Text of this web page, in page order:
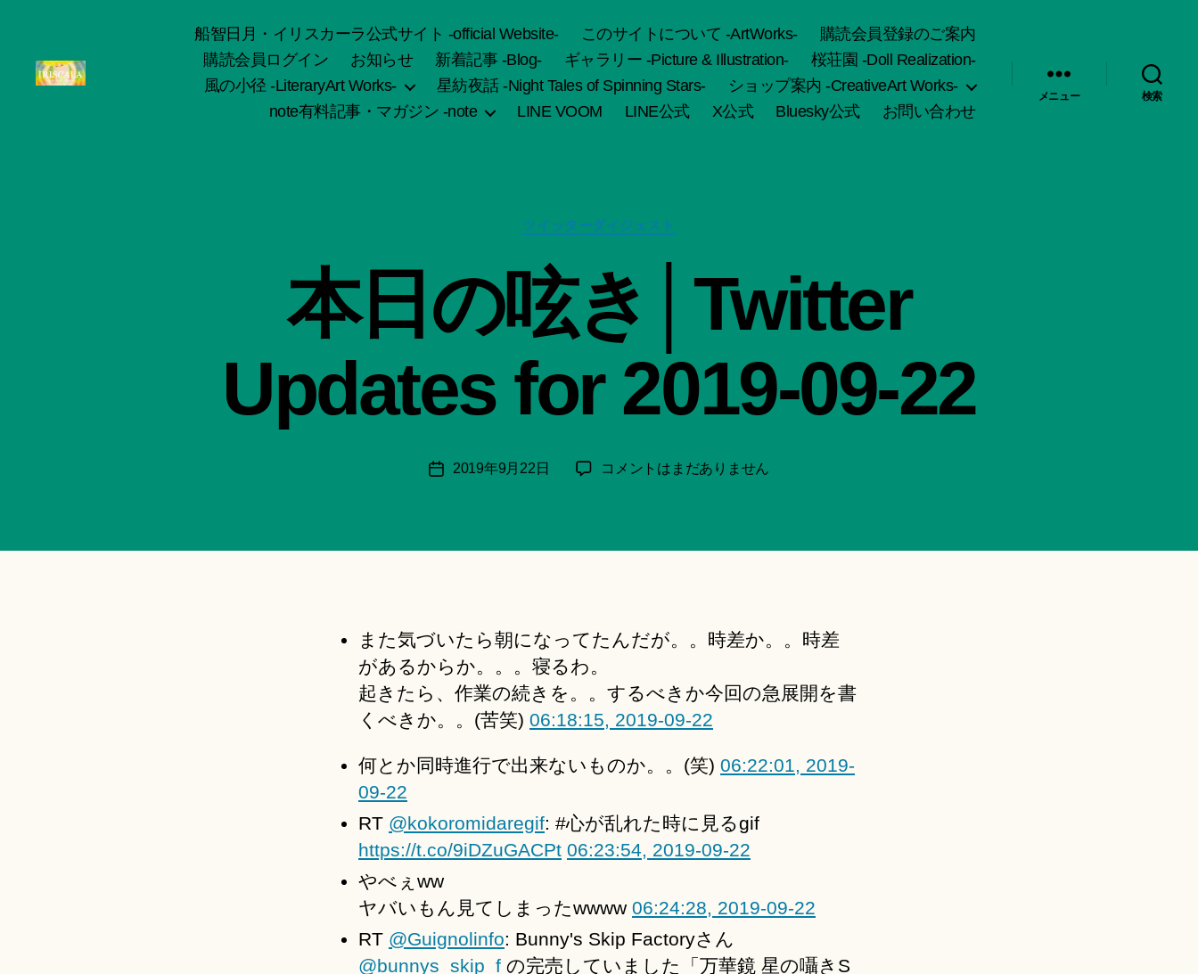
船智日月・イリスカーラ公式サイト -official Website- このサイトについて -ArtWorks-
購読会員登録のご案内
購読会員ログイン
お知らせ 新着記事 -Blog- ギャラリー -Picture & Illustration-
桜荘園 -Doll Realization-
風の小径 -LiteraryArt Works-
星紡夜話 -Night Tales of Spinning Stars-
ショップ案内 -CreativeArt Works-
note有料記事・マガジン -note
LINE VOOM LINE公式 X公式 Bluesky公式 お問い合わせ
メニュー 検索
カ
テ
リ
ー
ツイッターダイジェスト
本日の呟き│Twitter
Updates for 2019-09-22
成
智
日
月
ki
＊
投
2019年9月22日
本
き
2019-
へ
の
コメントはまだありません
また気づいたら朝になってたんだが。。時差か。。時差
があるからか。。。寝るわ。
起きたら、作業の続きを。。するべきか今回の急展開を書
くべきか。。(苦笑) 06:18:15, 2019-09-22
何とか同時進行で出来ないものか。。(笑) 06:22:01, 2019-
09-22
RT @kokoromidaregif: #心が乱れた時に見るgif
https://t.co/9iDZuGACPt 06:23:54, 2019-09-22
やべぇww
ヤバいもん見てしまったwwww 06:24:28, 2019-09-22
RT @Guignolinfo: Bunny's Skip Factoryさん
@bunnys_skip_f の完売していました「万華鏡 星の囁きS